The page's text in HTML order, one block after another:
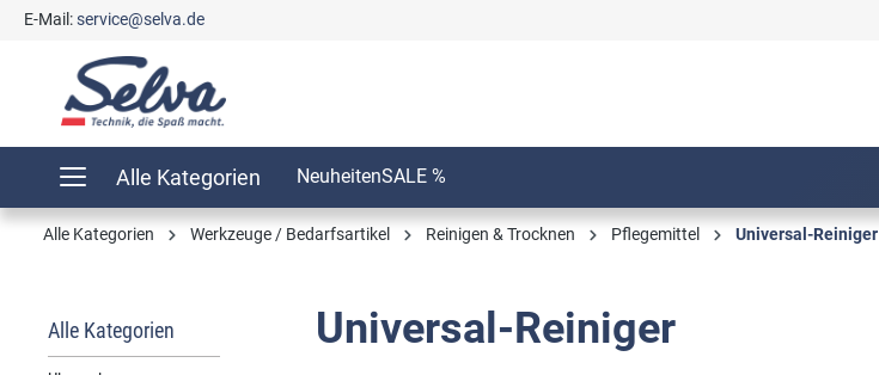
Zur Hauptnavigation springen
E-Mail:service@selva.de
Alle Kategorien NeuheitenSALE %
Alle Kategorien Werkzeuge / Bedarfsartikel Reinigen & Trocknen Pflegemittel Universal-Reiniger
Alle Kategorien Universal-Reiniger